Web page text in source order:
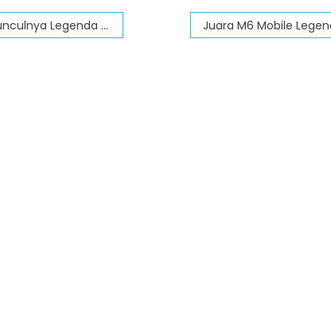
Seluler Esport